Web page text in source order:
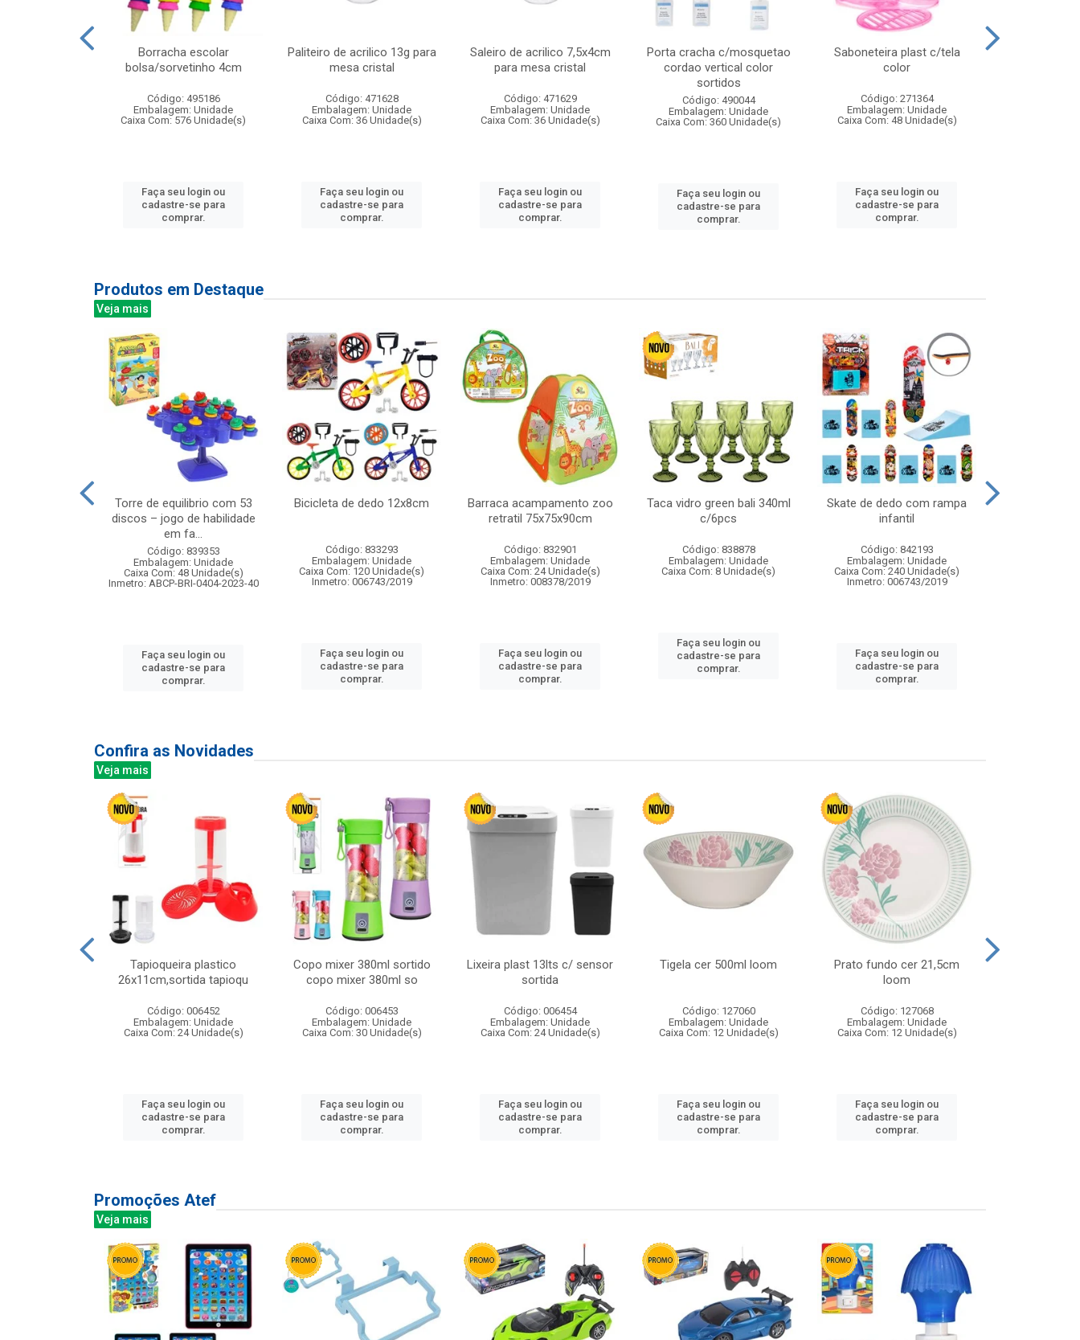
Borracha escolar
bolsa/sorvetinho 4cm
Código: 495186
Embalagem: Unidade
Caixa Com: 576 Unidade(s)
Faça seu login ou
cadastre-se para
comprar.
Paliteiro de acrilico 13g para
mesa cristal
Código: 471628
Embalagem: Unidade
Caixa Com: 36 Unidade(s)
Faça seu login ou
cadastre-se para
comprar.
Saleiro de acrilico 7,5x4cm
para mesa cristal
Código: 471629
Embalagem: Unidade
Caixa Com: 36 Unidade(s)
Faça seu login ou
cadastre-se para
comprar.
Porta cracha c/mosquetao
cordao vertical color
sortidos
Código: 490044
Embalagem: Unidade
Caixa Com: 360 Unidade(s)
Faça seu login ou
cadastre-se para
comprar.
Saboneteira plast c/tela
color
Código: 271364
Embalagem: Unidade
Caixa Com: 48 Unidade(s)
Faça seu login ou
cadastre-se para
comprar.
Produtos em Destaque
Veja mais
Torre de equilibrio com 53
discos – jogo de habilidade
em fa...
Código: 839353
Embalagem: Unidade
Caixa Com: 48 Unidade(s)
Inmetro: ABCP-BRI-0404-2023-40
Faça seu login ou
cadastre-se para
comprar.
Bicicleta de dedo 12x8cm
Código: 833293
Embalagem: Unidade
Caixa Com: 120 Unidade(s)
Inmetro: 006743/2019
Faça seu login ou
cadastre-se para
comprar.
Barraca acampamento zoo
retratil 75x75x90cm
Código: 832901
Embalagem: Unidade
Caixa Com: 24 Unidade(s)
Inmetro: 008378/2019
Faça seu login ou
cadastre-se para
comprar.
Taca vidro green bali 340ml
c/6pcs
Código: 838878
Embalagem: Unidade
Caixa Com: 8 Unidade(s)
Faça seu login ou
cadastre-se para
comprar.
Skate de dedo com rampa
infantil
Código: 842193
Embalagem: Unidade
Caixa Com: 240 Unidade(s)
Inmetro: 006743/2019
Faça seu login ou
cadastre-se para
comprar.
Confira as Novidades
Veja mais
Tapioqueira plastico
26x11cm,sortida tapioqu
Código: 006452
Embalagem: Unidade
Caixa Com: 24 Unidade(s)
Faça seu login ou
cadastre-se para
comprar.
Copo mixer 380ml sortido
copo mixer 380ml so
Código: 006453
Embalagem: Unidade
Caixa Com: 30 Unidade(s)
Faça seu login ou
cadastre-se para
comprar.
Lixeira plast 13lts c/ sensor
sortida
Código: 006454
Embalagem: Unidade
Caixa Com: 24 Unidade(s)
Faça seu login ou
cadastre-se para
comprar.
Tigela cer 500ml loom
Código: 127060
Embalagem: Unidade
Caixa Com: 12 Unidade(s)
Faça seu login ou
cadastre-se para
comprar.
Prato fundo cer 21,5cm
loom
Código: 127068
Embalagem: Unidade
Caixa Com: 12 Unidade(s)
Faça seu login ou
cadastre-se para
comprar.
Promoções Atef
Veja mais